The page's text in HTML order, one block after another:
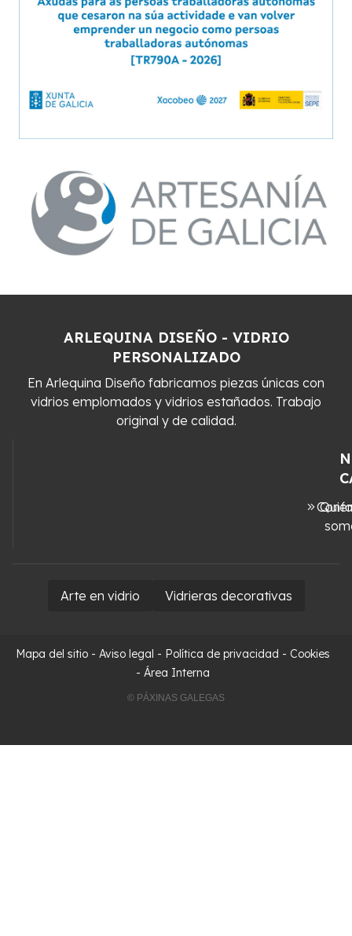
ARLEQUINA DISEÑO - VIDRIO
PERSONALIZADO
En Arlequina Diseño fabricamos piezas únicas con
vidrios emplomados y vidrios estañados. Trabajo
original y de calidad.
Arte en vidrio Vidrieras decorativas
Mapa del sitio - Aviso legal - Política de privacidad - Cookies
- Área Interna
© PÁXINAS GALEGAS